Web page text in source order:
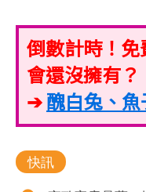
倒數計時！
會還沒擁有？
➔醜白兔、魚
快訊